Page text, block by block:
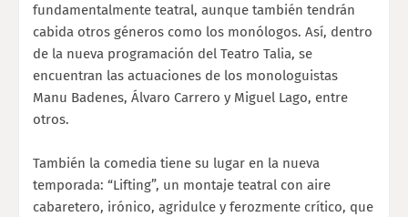
fundamentalmente teatral, aunque también tendrán
cabida otros géneros como los monólogos. Así, dentro
de la nueva programación del Teatro Talia, se
encuentran las actuaciones de los monologuistas
Manu Badenes, Álvaro Carrero y Miguel Lago, entre
otros.
También la comedia tiene su lugar en la nueva
temporada: “Lifting”, un montaje teatral con aire
cabaretero, irónico, agridulce y ferozmente crítico, que